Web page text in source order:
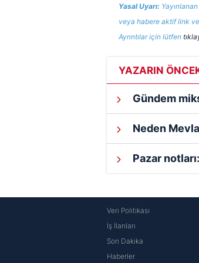
Yasal Uyarı:
veya habere aktif link
Ayrıntılar için lütfen
YAZARIN
Gündem
Neden
Pazar
Veri Politikası
İş İlanları
Son Dakika
Haberler